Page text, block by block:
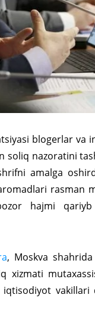
blogerlar
nazoratini
amalga
rasman
hajmi
, Moskva
xizmati